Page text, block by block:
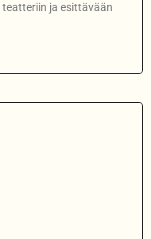
ja esittävään